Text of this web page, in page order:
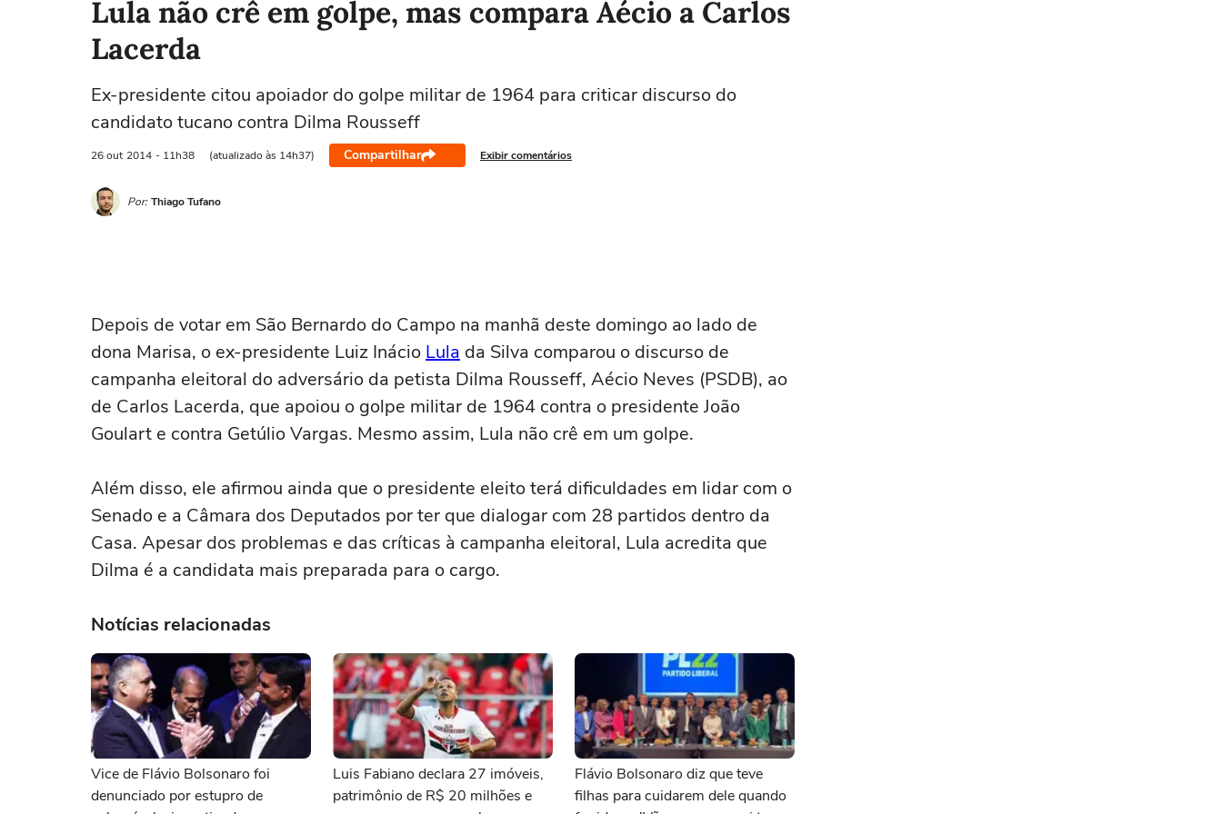
Lula não crê em golpe, mas compara Aécio a Carlos
Lacerda
Ex-presidente citou apoiador do golpe militar de 1964 para criticar discurso do
candidato tucano contra Dilma Rousseff
26 out 2014 - 11h38 (atualizado às 14h37) Compartilhar Exibir comentários
Por: Thiago Tufano
Depois de votar em São Bernardo do Campo na manhã deste domingo ao lado de
dona Marisa, o ex-presidente Luiz Inácio Lula da Silva comparou o discurso de
campanha eleitoral do adversário da petista Dilma Rousseff, Aécio Neves (PSDB), ao
de Carlos Lacerda, que apoiou o golpe militar de 1964 contra o presidente João
Goulart e contra Getúlio Vargas. Mesmo assim, Lula não crê em um golpe.
Além disso, ele afirmou ainda que o presidente eleito terá dificuldades em lidar com o
Senado e a Câmara dos Deputados por ter que dialogar com 28 partidos dentro da
Casa. Apesar dos problemas e das críticas à campanha eleitoral, Lula acredita que
Dilma é a candidata mais preparada para o cargo.
Notícias relacionadas
Vice de Flávio Bolsonaro foi
denunciado por estupro de
Luis Fabiano declara 27 imóveis,
patrimônio de R$ 20 milhões e
Flávio Bolsonaro diz que teve
filhas para cuidarem dele quando